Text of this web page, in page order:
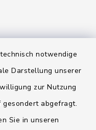
notwendige
Darstellung unserer
zur Nutzung
abgefragt.
Sie in unseren